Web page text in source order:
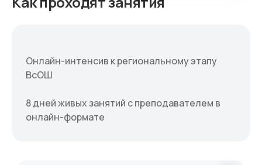
Онлайн-интенсив к региональному этапу
ВсОШ
8 дней живых занятий с преподавателем в
онлайн-формате